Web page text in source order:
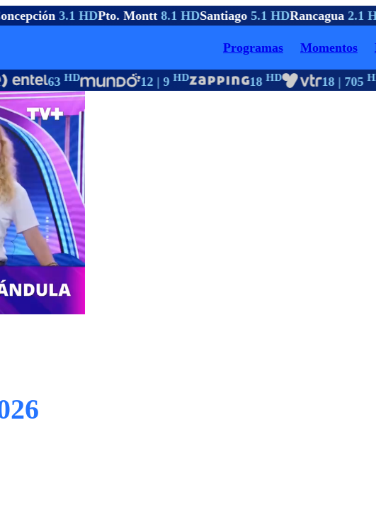
3.1 HDPto. Montt8.1 HDSantiago5.1 HDRancagua2.1
Programas Momentos
63HD 12 | 9HD 18HD 18 | 705HD